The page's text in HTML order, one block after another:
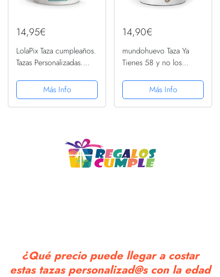
14,95€
LolaPix Taza cumpleaños.
Tazas Personalizadas.
Originales. Varios
diseños. CUMPLEAÑOS
INCREIBLE
Más Info
14,90€
mundohuevo Taza Ya
Tienes 58 y no los
AAA - 350 ml.
Más Info
¿Qué precio puede llegar a costar
estas tazas personalizad@s con la edad